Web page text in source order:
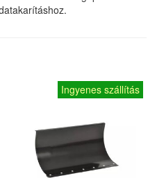
Ingyenes szállítás